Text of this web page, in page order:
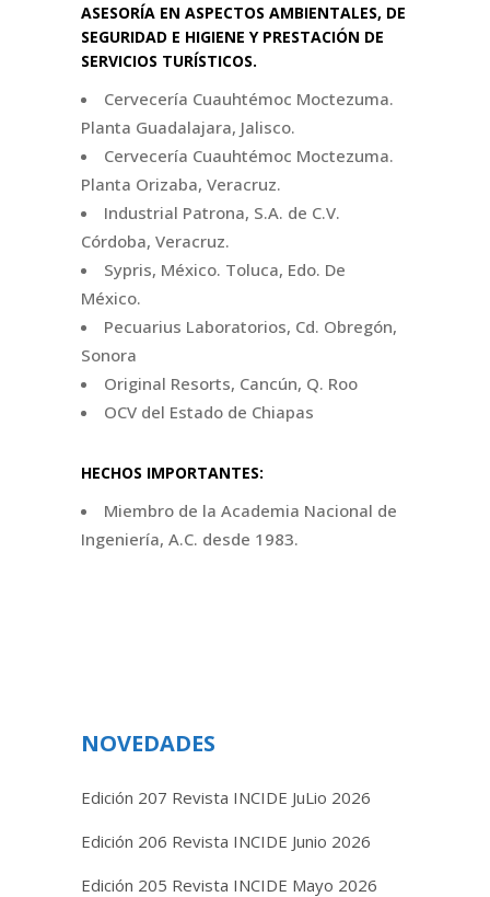
ASESORÍA EN ASPECTOS AMBIENTALES, DE
SEGURIDAD E HIGIENE Y PRESTACIÓN DE
SERVICIOS TURÍSTICOS.
Cervecería Cuauhtémoc Moctezuma.
Planta Guadalajara, Jalisco.
Cervecería Cuauhtémoc Moctezuma.
Planta Orizaba, Veracruz.
Industrial Patrona, S.A. de C.V.
Córdoba, Veracruz.
Sypris, México. Toluca, Edo. De
México.
Pecuarius Laboratorios, Cd. Obregón,
Sonora
Original Resorts, Cancún, Q. Roo
OCV del Estado de Chiapas
HECHOS IMPORTANTES:
Miembro de la Academia Nacional de
Ingeniería, A.C. desde 1983.
NOVEDADES
Edición 207 Revista INCIDE JuLio 2026
Edición 206 Revista INCIDE Junio 2026
Edición 205 Revista INCIDE Mayo 2026